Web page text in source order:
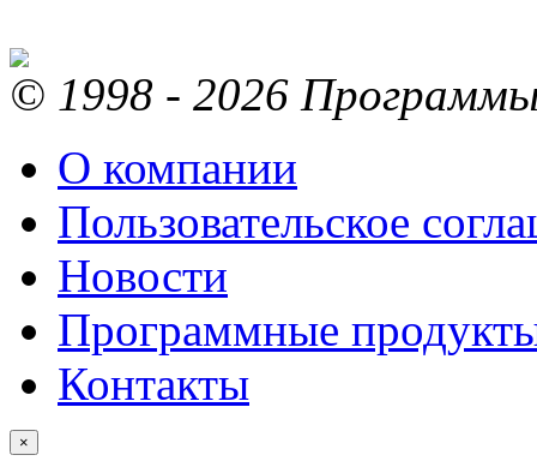
© 1998 - 2026 Программы
О компании
Пользовательское
Новости
Программные
Контакты
×